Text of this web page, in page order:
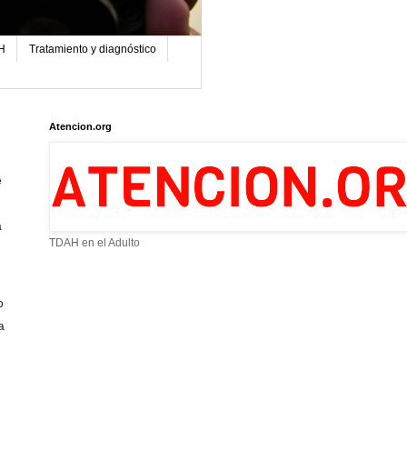
Tratamiento y diagnóstico
Atencion.org
TDAH en el Adulto